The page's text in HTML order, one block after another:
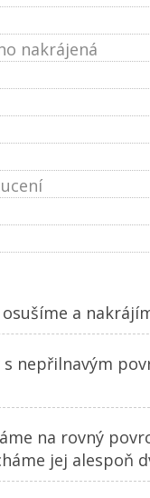
nakrájená
a
s nepřilnavým
na rovný
jej alespoň